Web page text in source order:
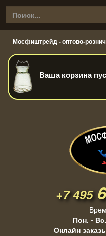
Мосфиштрейд - оптово-
Ваша корзина
+7 495
Пон. -
Онлайн